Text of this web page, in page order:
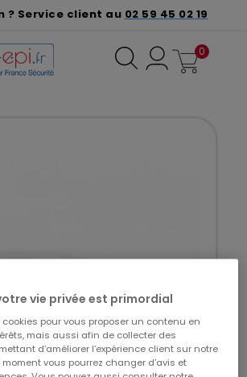
? Service client au 02 59 45 02 19
0
vie privée est primordial
pour vous proposer un contenu en
mais aussi afin de collecter des
d’améliorer l’expérience client sur notre
vous pourrez changer d’avis et